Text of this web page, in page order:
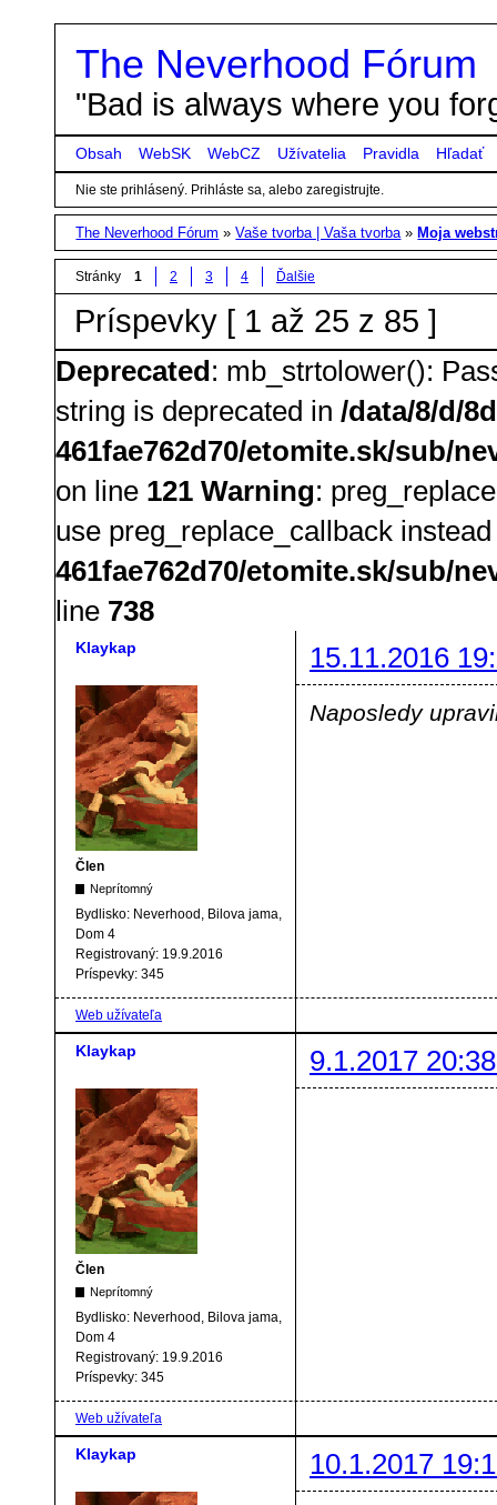
The Neverhood Fórum
"Bad is always where you
Obsah WebSK WebCZ Užívatelia Pravidla Hľadať
Nie ste prihlásený. Prihláste sa, alebo zaregistrujte.
The Neverhood Fórum »Vaše tvorba | Vaša tvorba » Moja
Stránky 1 2 3 4 Ďalšie
Príspevky [ 1 až 25 z 85 ]
Deprecated: mb_strtolower():
string is deprecated in /data/8/d/
461fae762d70/etomite.sk/sub/
on line 121 Warning:
use preg_replace_callback
461fae762d70/etomite.sk/sub/
line 738
Klaykap 15.11.2016
Člen
Neprítomný
Bydlisko: Neverhood, Bilova jama,
Dom 4
Registrovaný: 19.9.2016
Príspevky: 345
Naposledy
Web užívateľa
Klaykap 9.1.2017
Člen
Neprítomný
Bydlisko: Neverhood, Bilova jama,
Dom 4
Registrovaný: 19.9.2016
Príspevky: 345
Web užívateľa
Klaykap 10.1.2017